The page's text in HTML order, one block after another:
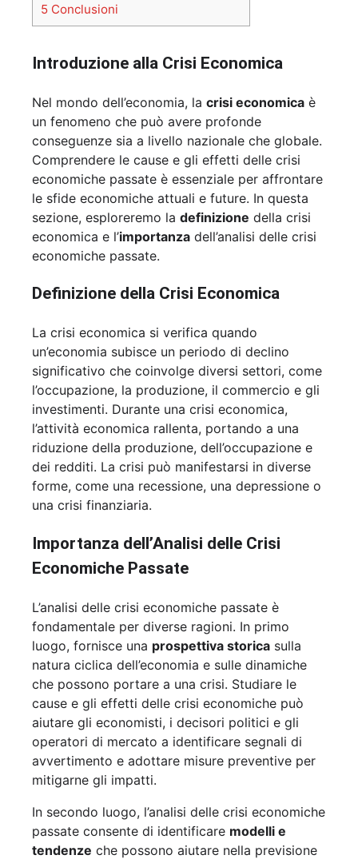
5 Conclusioni
Introduzione alla Crisi Economica
Nel mondo dell’economia, la crisi economica è
un fenomeno che può avere profonde
conseguenze sia a livello nazionale che globale.
Comprendere le cause e gli effetti delle crisi
economiche passate è essenziale per affrontare
le sfide economiche attuali e future. In questa
sezione, esploreremo la definizione della crisi
economica e l’importanza dell’analisi delle crisi
economiche passate.
Definizione della Crisi Economica
La crisi economica si verifica quando
un’economia subisce un periodo di declino
significativo che coinvolge diversi settori, come
l’occupazione, la produzione, il commercio e gli
investimenti. Durante una crisi economica,
l’attività economica rallenta, portando a una
riduzione della produzione, dell’occupazione e
dei redditi. La crisi può manifestarsi in diverse
forme, come una recessione, una depressione o
una crisi finanziaria.
Importanza dell’Analisi delle Crisi
Economiche Passate
L’analisi delle crisi economiche passate è
fondamentale per diverse ragioni. In primo
luogo, fornisce una prospettiva storica sulla
natura ciclica dell’economia e sulle dinamiche
che possono portare a una crisi. Studiare le
cause e gli effetti delle crisi economiche può
aiutare gli economisti, i decisori politici e gli
operatori di mercato a identificare segnali di
avvertimento e adottare misure preventive per
mitigarne gli impatti.
In secondo luogo, l’analisi delle crisi economiche
passate consente di identificare modelli e
tendenze che possono aiutare nella previsione